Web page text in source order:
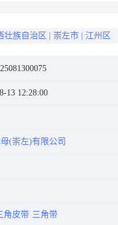
壮族自治区 崇左市 江州区
13 12:28:00
(崇左)有限公司
角皮带 三角带